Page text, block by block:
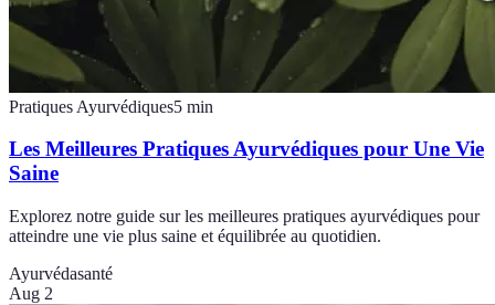
Pratiques Ayurvédiques5 min
Les Meilleures Pratiques Ayurvédiques pour Une Vie
Saine
Explorez notre guide sur les meilleures pratiques ayurvédiques pour
atteindre une vie plus saine et équilibrée au quotidien.
Ayurvédasanté
Aug 2